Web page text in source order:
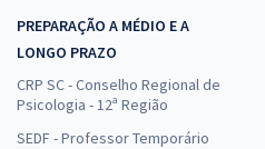
PREPARAÇÃO A MÉDIO E A
LONGO PRAZO
CRP SC - Conselho Regional de
Psicologia - 12ª Região
SEDF - Professor Temporário